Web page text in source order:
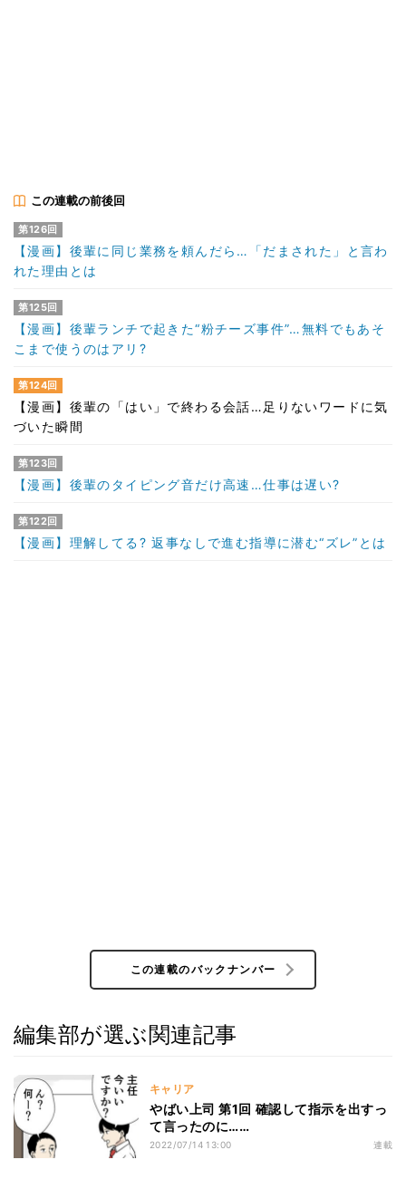
この連載の前後回
第126回
【漫画】後輩に同じ業務を頼んだら…「だまされた」と言わ
れた理由とは
第125回
【漫画】後輩ランチで起きた“粉チーズ事件”…無料でもあそ
こまで使うのはアリ?
第124回
【漫画】後輩の「はい」で終わる会話…足りないワードに気
づいた瞬間
第123回
【漫画】後輩のタイピング音だけ高速…仕事は遅い?
第122回
【漫画】理解してる? 返事なしで進む指導に潜む“ズレ”とは
この連載のバックナンバー
編集部が選ぶ関連記事
キャリア
やばい上司 第1回 確認して指示を出すっ
て言ったのに……
2022/07/14 13:00 連載